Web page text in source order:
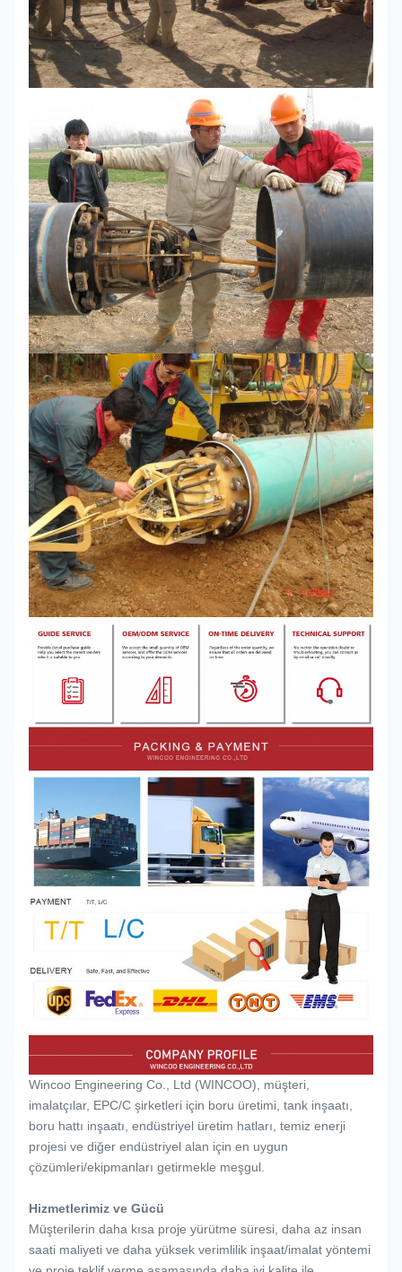
Wincoo Engineering Co., Ltd (WINCOO), müşteri,
imalatçılar, EPC/C şirketleri için boru üretimi, tank inşaatı,
boru hattı inşaatı, endüstriyel üretim hatları, temiz enerji
projesi ve diğer endüstriyel alan için en uygun
çözümleri/ekipmanları getirmekle meşgul.
Hizmetlerimiz ve Gücü
Müşterilerin daha kısa proje yürütme süresi, daha az insan
saati maliyeti ve daha yüksek verimlilik inşaat/imalat yöntemi